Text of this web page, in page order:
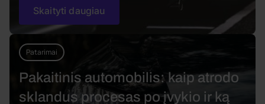
Skaityti daugiau
Patarimai
Pakaitinis automobilis: kaip atrodo
sklandus procesas po įvykio ir ką